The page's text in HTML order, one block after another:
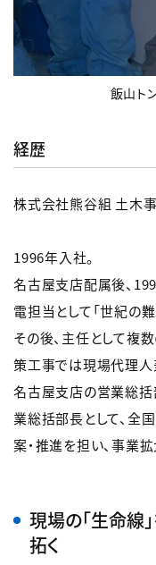
飯山ト
経歴
株式会社熊谷組 土木
1996年入社。
名古屋支店配属後、
電担当として「世紀の
その後、主任として複
策工事では現場代理人
名古屋支店の営業総括
業総括部長として、全
案・推進を担い、事業
現場の「生命線
拓く